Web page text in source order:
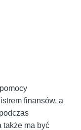
finansów, a
także ma być